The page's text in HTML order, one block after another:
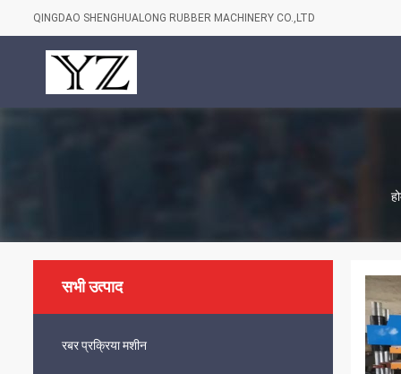
QINGDAO SHENGHUALONG RUBBER MACHINERY CO.,LTD
सभी उत्पाद
रबर प्रक्रिया मशीन